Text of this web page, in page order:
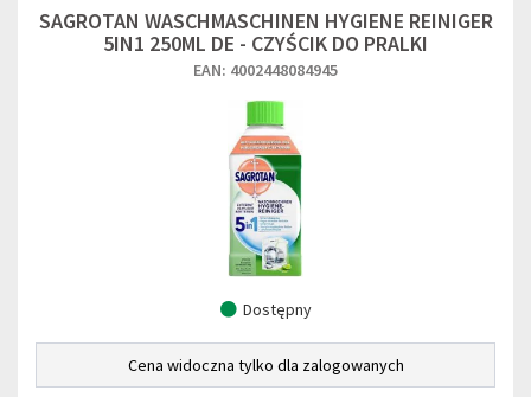
SAGROTAN WASCHMASCHINEN HYGIENE REINIGER
5IN1 250ML DE - CZYŚCIK DO PRALKI
EAN: 4002448084945
Dostępny
Cena widoczna tylko dla zalogowanych